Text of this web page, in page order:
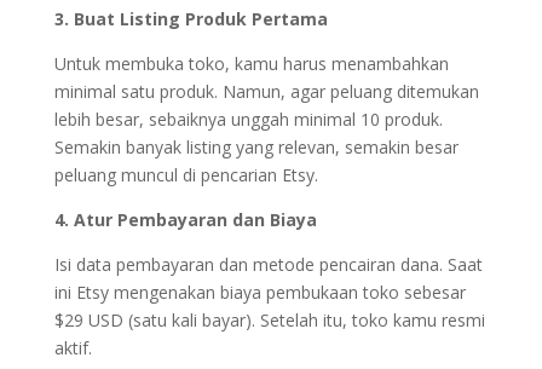
3. Buat Listing Produk Pertama
Untuk membuka toko, kamu harus menambahkan
minimal satu produk. Namun, agar peluang ditemukan
lebih besar, sebaiknya unggah minimal 10 produk.
Semakin banyak listing yang relevan, semakin besar
peluang muncul di pencarian Etsy.
4. Atur Pembayaran dan Biaya
Isi data pembayaran dan metode pencairan dana. Saat
ini Etsy mengenakan biaya pembukaan toko sebesar
$29 USD (satu kali bayar). Setelah itu, toko kamu resmi
aktif.